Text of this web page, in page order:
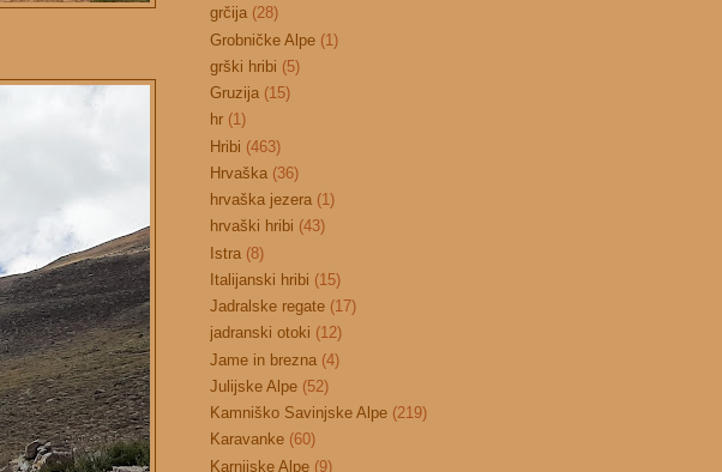
grčija (28)
Grobničke Alpe (1)
grški hribi (5)
Gruzija (15)
hr (1)
Hribi (463)
Hrvaška (36)
hrvaška jezera (1)
hrvaški hribi (43)
Istra (8)
Italijanski hribi (15)
Jadralske regate (17)
jadranski otoki (12)
Jame in brezna (4)
Julijske Alpe (52)
Kamniško Savinjske Alpe (219)
Karavanke (60)
Karnijske Alpe (9)